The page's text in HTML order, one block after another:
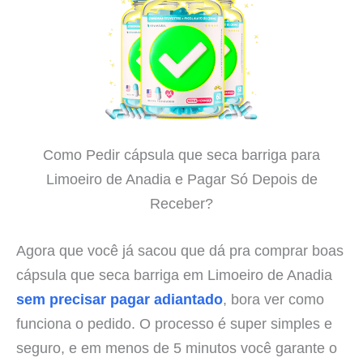
Como Pedir cápsula que seca barriga para
Limoeiro de Anadia e Pagar Só Depois de
Receber?
Agora que você já sacou que dá pra comprar boas
cápsula que seca barriga em Limoeiro de Anadia
sem precisar pagar adiantado, bora ver como
funciona o pedido. O processo é super simples e
seguro, e em menos de 5 minutos você garante o